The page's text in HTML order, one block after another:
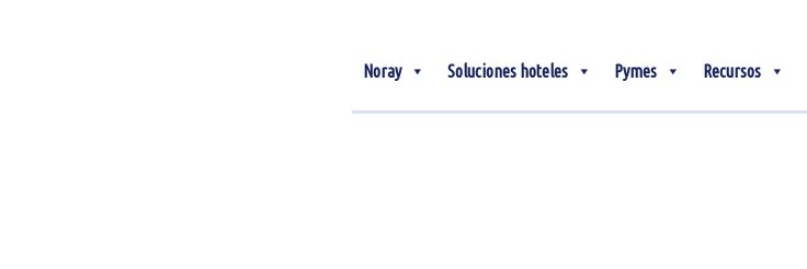
Noray Soluciones hoteles Pymes Recursos